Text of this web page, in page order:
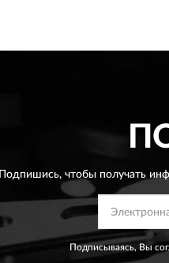
Подпишись, чтобы получать
Подписываясь, Вы